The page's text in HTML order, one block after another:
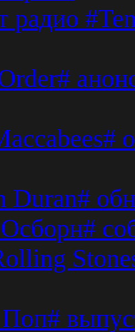
радио
Duran#